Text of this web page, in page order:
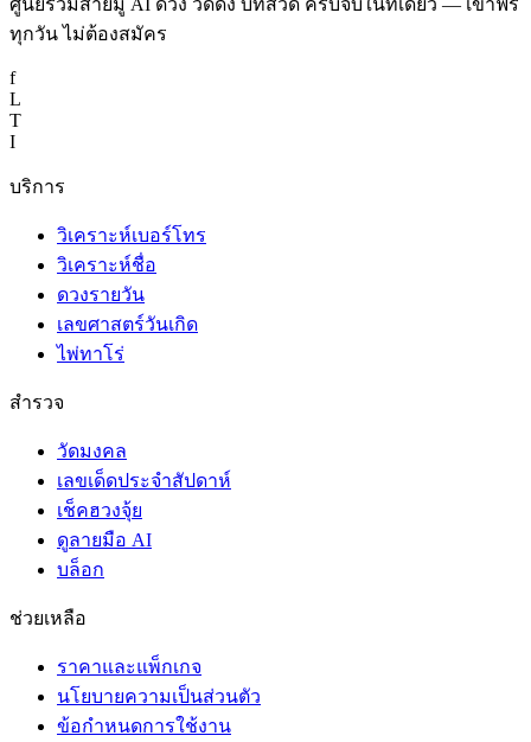
ทุกวัน ไม่ต้องสมัคร
f
L
T
I
บริการ
วิเคราะห์เบอร์โทร
วิเคราะห์ชื่อ
ดวงรายวัน
เลขศาสตร์วันเกิด
ไพ่ทาโร่
สำรวจ
วัดมงคล
เลขเด็ดประจำสัปดาห์
เช็คฮวงจุ้ย
ดูลายมือ AI
บล็อก
ช่วยเหลือ
ราคาและแพ็กเกจ
นโยบายความเป็นส่วนตัว
ข้อกำหนดการใช้งาน